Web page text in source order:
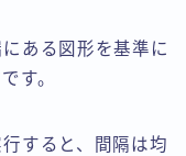
ある図形を基準に
す。
すると、間隔は均